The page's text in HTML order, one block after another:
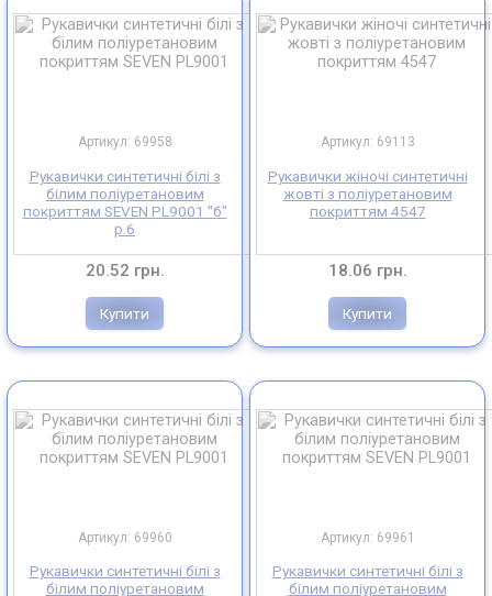
Артикул: 69958
Рукавички синтетичні білі з
білим поліуретановим
покриттям SEVEN PL9001 "б"
р.6
20.52 грн.
Купити
Артикул: 69113
Рукавички жіночі синтетичні
жовті з поліуретановим
покриттям 4547
18.06 грн.
Купити
Артикул: 69960
Рукавички синтетичні білі з
білим поліуретановим
Артикул: 69961
Рукавички синтетичні білі з
білим поліуретановим